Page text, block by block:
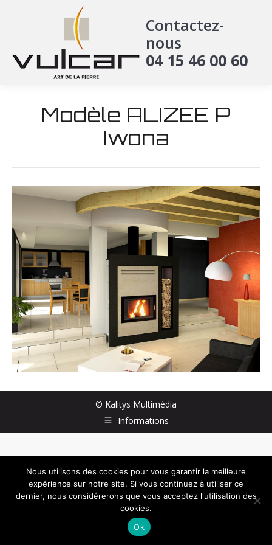
Contactez-
nous
04 15 46 00 60
Modèle ALIZEE P
Iwona
© Kalitys Multimédia
Informations
Nous utilisons des cookies pour vous garantir la meilleure
expérience sur notre site. Si vous continuez à utiliser ce
dernier, nous considérerons que vous acceptez l'utilisation des
cookies.
Ok